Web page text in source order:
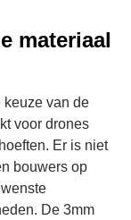
materiaal
keuze van de
voor drones
Er is niet
bouwers op
De 3mm